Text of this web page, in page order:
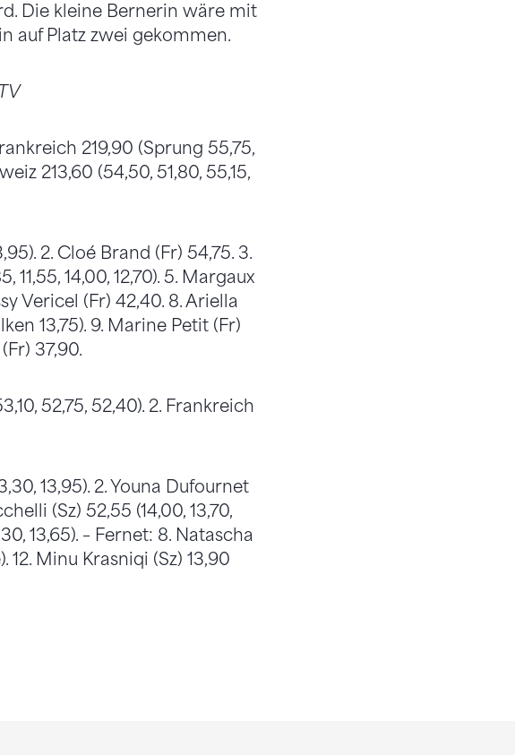
Die kleine Bernerin wäre mit
auf Platz zwei gekommen.
219,90 (Sprung 55,75,
213,60 (54,50, 51,80, 55,15,
2. Cloé Brand (Fr) 54,75. 3.
14,00, 12,70). 5. Margaux
Vericel (Fr) 42,40. 8. Ariella
13,75). 9. Marine Petit (Fr)
37,90.
52,75, 52,40). 2. Frankreich
13,95). 2. Youna Dufournet
(Sz) 52,55 (14,00, 13,70,
13,65). – Fernet: 8. Natascha
12. Minu Krasniqi (Sz) 13,90